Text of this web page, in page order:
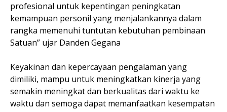
profesional untuk kepentingan peningkatan
kemampuan personil yang menjalankannya dalam
rangka memenuhi tuntutan kebutuhan pembinaan
Satuan” ujar Danden Gegana
Keyakinan dan kepercayaan pengalaman yang
dimiliki, mampu untuk meningkatkan kinerja yang
semakin meningkat dan berkualitas dari waktu ke
waktu dan semoga dapat memanfaatkan kesempatan